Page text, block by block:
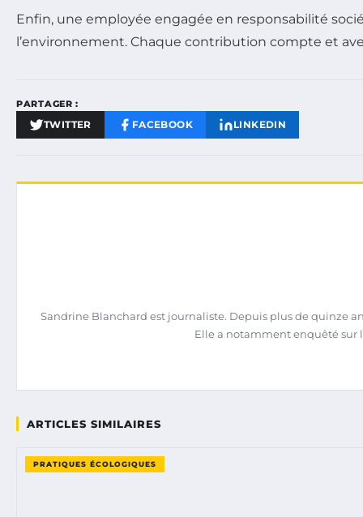
Enfin, une employée engagée en responsabilité
l’environnement. Chaque contribution compte et
PARTAGER :
TWITTER FACEBOOK LINKEDIN
Sandrine Blanchard est journaliste. Depuis plus de quinze
Elle a notamment enquêté sur
ARTICLES SIMILAIRES
PRATIQUES ÉCOLOGIQUES